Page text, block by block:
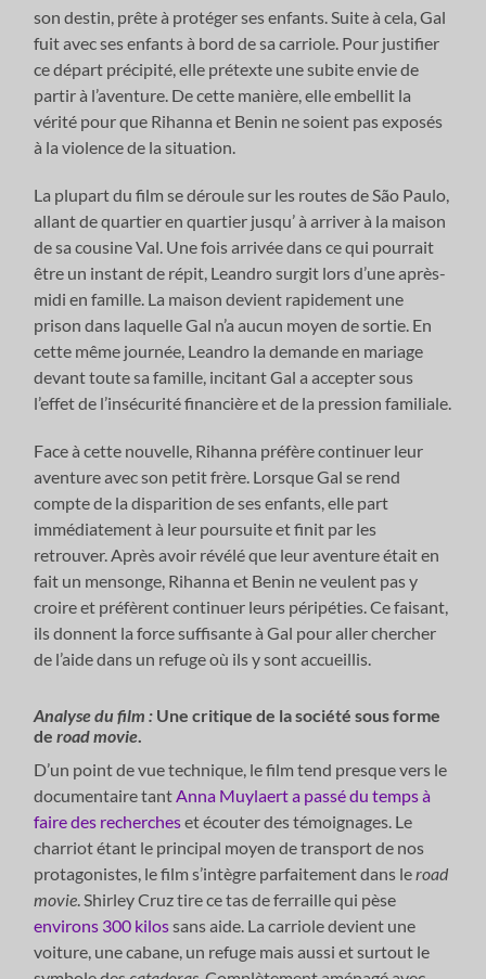
son destin, prête à protéger ses enfants. Suite à cela, Gal
fuit avec ses enfants à bord de sa carriole. Pour justifier
ce départ précipité, elle prétexte une subite envie de
partir à l’aventure. De cette manière, elle embellit la
vérité pour que Rihanna et Benin ne soient pas exposés
à la violence de la situation.
La plupart du film se déroule sur les routes de São Paulo,
allant de quartier en quartier jusqu’ à arriver à la maison
de sa cousine Val. Une fois arrivée dans ce qui pourrait
être un instant de répit, Leandro surgit lors d’une après-
midi en famille. La maison devient rapidement une
prison dans laquelle Gal n’a aucun moyen de sortie. En
cette même journée, Leandro la demande en mariage
devant toute sa famille, incitant Gal a accepter sous
l’effet de l’insécurité financière et de la pression familiale.
Face à cette nouvelle, Rihanna préfère continuer leur
aventure avec son petit frère. Lorsque Gal se rend
compte de la disparition de ses enfants, elle part
immédiatement à leur poursuite et finit par les
retrouver. Après avoir révélé que leur aventure était en
fait un mensonge, Rihanna et Benin ne veulent pas y
croire et préfèrent continuer leurs péripéties. Ce faisant,
ils donnent la force suffisante à Gal pour aller chercher
de l’aide dans un refuge où ils y sont accueillis.
Analyse du film : Une critique de la société sous forme
deroad movie.
D’un point de vue technique, le film tend presque vers le
documentaire tantAnna Muylaert a passé du temps à
faire des rechercheset écouter des témoignages. Le
charriot étant le principal moyen de transport de nos
protagonistes, le film s’intègre parfaitement dans leroad
movie. Shirley Cruz tire ce tas de ferraille qui pèse
environs 300 kilossans aide. La carriole devient une
voiture, une cabane, un refuge mais aussi et surtout le